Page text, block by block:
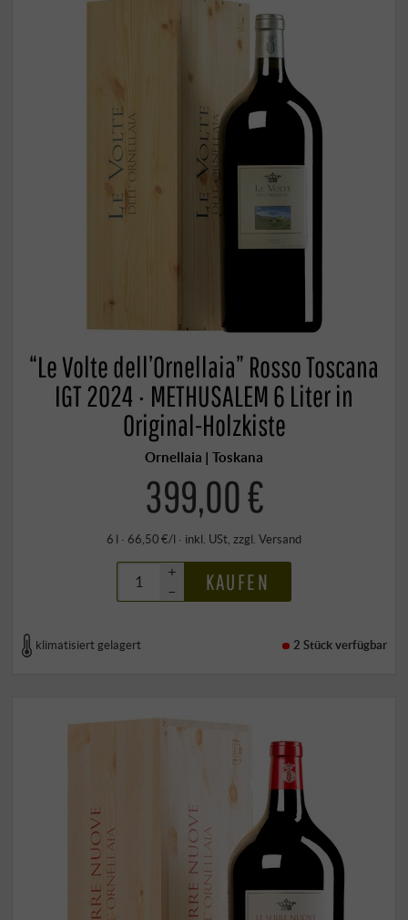
“Le Volte dell’Ornellaia” Rosso Toscana
IGT 2024 · METHUSALEM 6 Liter in
Original-Holzkiste
Ornellaia | Toskana
399,00 €
6 l · 66,50 €/l · inkl. USt , zzgl. Versand
+
–
KAUFEN
klimatisiert gelagert 2 Stückverfügbar